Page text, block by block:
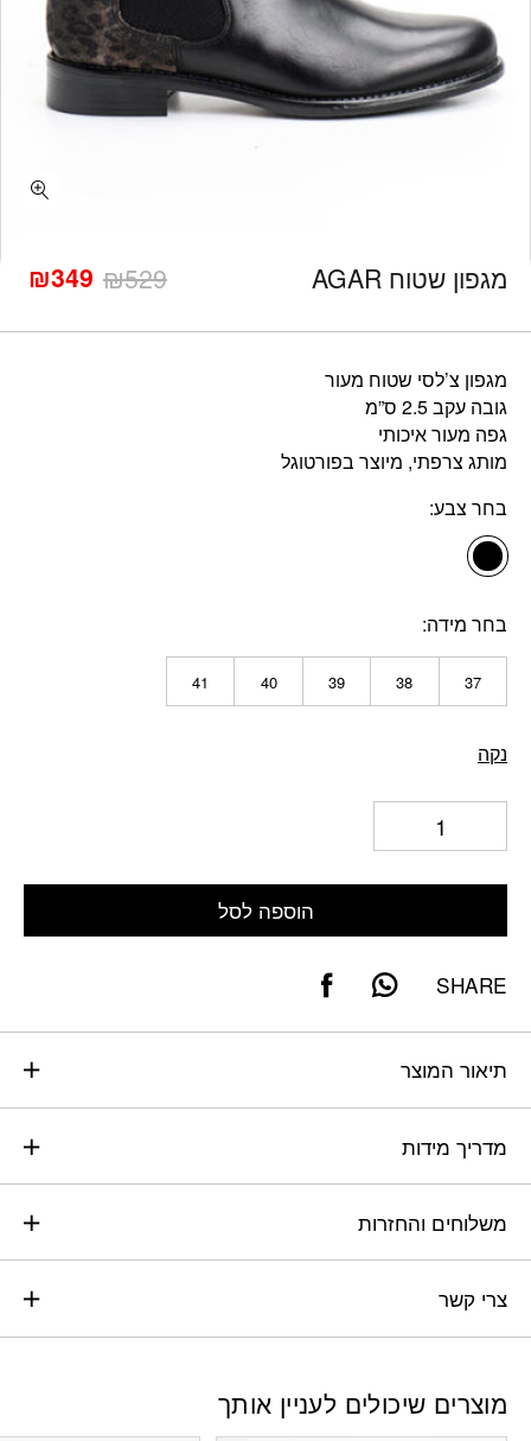
מגפון שטוח AGAR ₪529
המחיר
המקורי
₪349 המחיר
הנוכחי
מגפון צ’לסי שטוח מעור
גובה עקב 2.5 ס”מ
גפה מעור איכותי
מותג צרפתי, מיוצר בפורטוגל
בחר צבע
בחר מידה
37
38
39
40
41
נקה
הוספה לסל
SHARE
תיאור המוצר
מדריך מידות
משלוחים והחזרות
צרי קשר
מוצרים שיכולים לעניין אותך